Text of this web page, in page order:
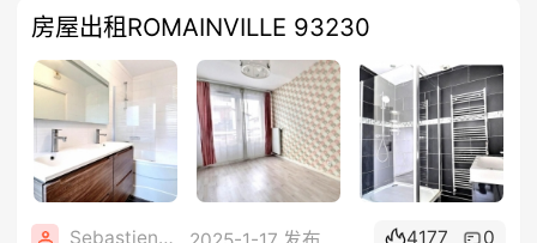
房屋出租ROMAINVILLE 93230
Sebastien8899 4177 0